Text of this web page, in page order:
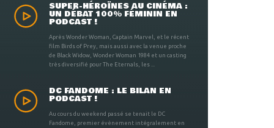
SUPER-HÉROÏNES AU CINÉMA :
UN DÉBAT 100% FÉMININ EN
PODCAST !
Après Wonder Woman, Captain Marvel, et le récent
film Birds of Prey, mais aussi avec la venue proche
de Black Widow, Wonder Woman 1984 et un casting
très diversifié pour The Eternals, les ...
DC FANDOME : LE BILAN EN
PODCAST !
Au cours du weekend passé se tenait le DC
Fandome, premier évènement intégralement en